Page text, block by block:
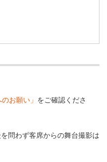
お願い」 をご確認くださ
問わず客席からの舞台撮影は